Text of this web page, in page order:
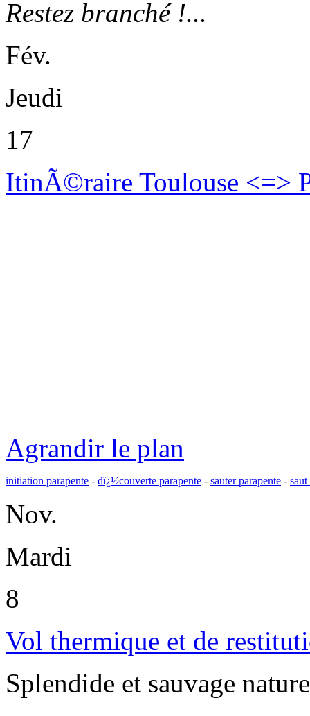
Restez branché !...
Fév.
Jeudi
17
ItinÃ©raire Toulouse <=>
Agrandir le plan
initiation parapente - dï¿½couverte parapente - sauter parapente - saut
Nov.
Mardi
8
Vol thermique et de
Splendide et sauvage